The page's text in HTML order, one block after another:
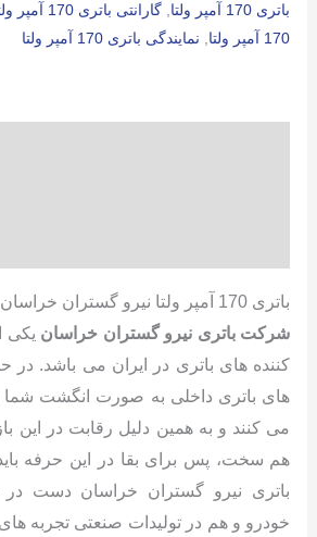
باتری 170 آمپر ولتا
, گارانتی باتری 170 آمپر ولتا
170 آمپر ولتا
, نمایندگی باتری 170 آمپر ولتا
باتری 170 آمپر ولتا نیرو گستران خراسان
شرکت باتری نیرو گستران خراسان یکی
کننده های باتری در ایران می باشد. در
های باتری داخلی به صورت انگشت شما
می کنند و به همین دلیل رقابت در این
هم سخت، پس برای بقا در این حرفه
باتری نیرو گستران خراسان دست در
خودرو و هم در تولیدات صنعتی تجربه های